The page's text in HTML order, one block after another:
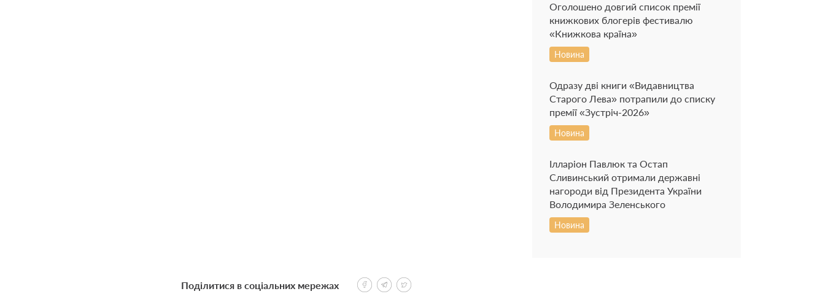
Оголошено довгий список премії
книжкових блогерів фестивалю
«Книжкова країна»
Новина
Одразу дві книги «Видавництва
Старого Лева» потрапили до списку
премії «Зустріч-2026»
Новина
Ілларіон Павлюк та Остап
Сливинський отримали державні
нагороди від Президента України
Володимира Зеленського
Новина
Поділитися в соціальних мережах